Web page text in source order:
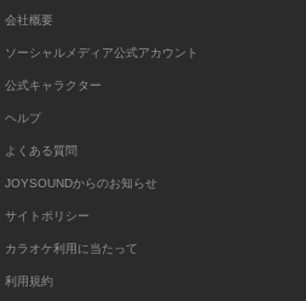
会社概要
ソーシャルメディア公式アカウント
公式キャラクター
ヘルプ
よくある質問
JOYSOUNDからのお知らせ
サイトポリシー
カラオケ利用に当たって
利用規約